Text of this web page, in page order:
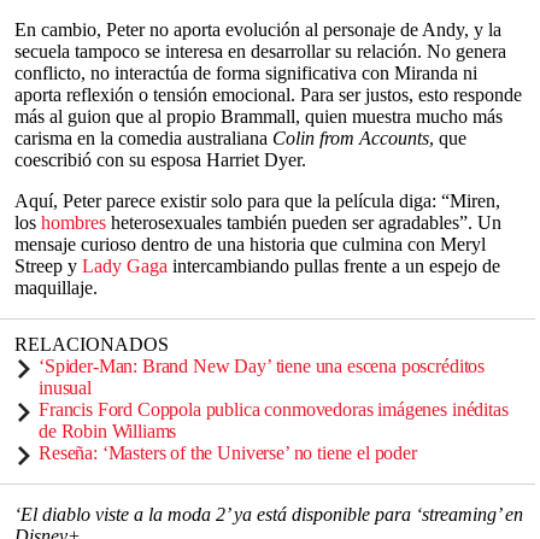
En cambio, Peter no aporta evolución al personaje de Andy, y la
secuela tampoco se interesa en desarrollar su relación. No genera
conflicto, no interactúa de forma significativa con Miranda ni
aporta reflexión o tensión emocional. Para ser justos, esto responde
más al guion que al propio Brammall, quien muestra mucho más
carisma en la comedia australiana Colin from Accounts, que
coescribió con su esposa Harriet Dyer.
Aquí, Peter parece existir solo para que la película diga: “Miren,
los hombres heterosexuales también pueden ser agradables”. Un
mensaje curioso dentro de una historia que culmina con Meryl
Streep y Lady Gaga intercambiando pullas frente a un espejo de
maquillaje.
RELACIONADOS
‘Spider-Man: Brand New Day’ tiene una escena poscréditos
inusual
Francis Ford Coppola publica conmovedoras imágenes inéditas
de Robin Williams
Reseña: ‘Masters of the Universe’ no tiene el poder
‘El diablo viste a la moda 2’ ya está disponible para ‘streaming’ en